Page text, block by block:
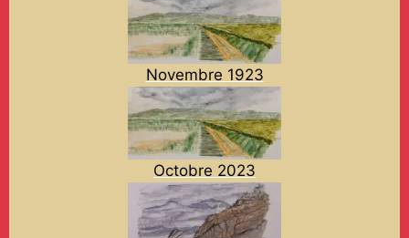
Novembre 1923
Octobre 2023